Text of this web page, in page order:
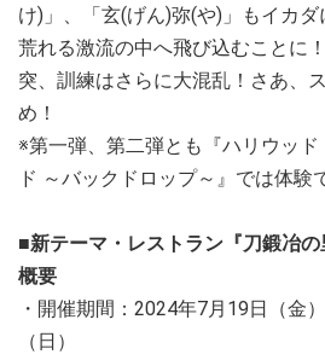
け)」、「玄(げん)弥(や)」もイカ
荒れる激流の中へ飛び込むことに
突、訓練はさらに大混乱！さあ、
め！
※第一弾、第二弾とも『ハリウッド
ド ～バックドロップ～』では体験
■新テーマ・レストラン『刀鍛冶
概要
・開催期間：2024年7月19日（金
（日）